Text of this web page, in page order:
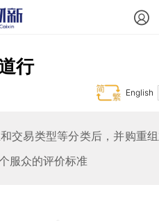
行
English
交易类型等分类后，并购重
服众的评价标准